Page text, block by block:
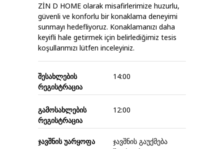
ZİN D HOME olarak misafirlerimize huzurlu,
güvenli ve konforlu bir konaklama deneyimi
sunmayı hedefliyoruz. Konaklamanızı daha
keyifli hale getirmek için belirlediğimiz tesis
koşullarımızı lütfen inceleyiniz.
შესახლების
რეგისტრაცია
14:00
გამოსახლების
რეგისტრაცია
12:00
ჯავშნის უარყოფა
ჯავშნის გაუქმება